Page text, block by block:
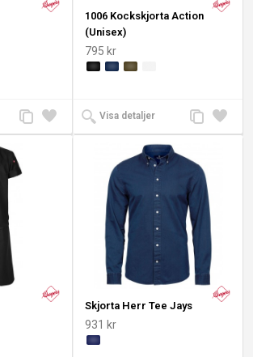
Lägg
till i
Lägg
till
1006 Kockskjorta Action
(Unisex)
795 kr
Visa detaljer
Lägg
till i
Lägg
till
Skjorta Herr Tee Jays
931 kr